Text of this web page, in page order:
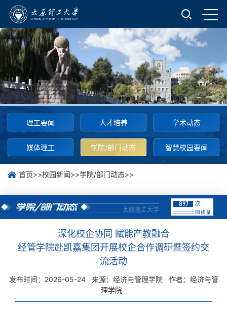
理工要闻 人才培养 学术动态
媒体理工 学院/部门动态 智慧校园要闻
首页>>校园新闻>>学院/部门动态>>
学院/部门动态 太原理工大学
897 次
深化校企协同 赋能产教融合
经管学院赴凯嘉集团开展校企合作调研暨签约交
流活动
发布时间：2026-05-24 来源：经济与管理学院
作者：经济与管
理学院